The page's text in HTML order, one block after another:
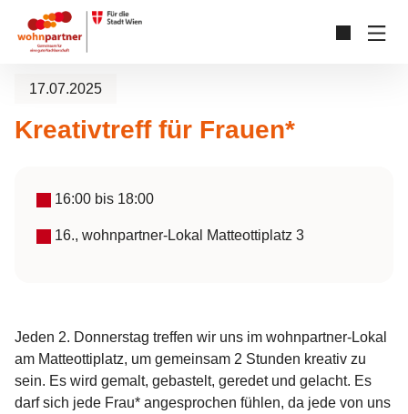
Zum Hauptinhalt springen
Skip to page footer
17.07.2025
Kreativtreff für Frauen*
16:00 bis 18:00
16., wohnpartner-Lokal Matteottiplatz 3
Jeden 2. Donnerstag treffen wir uns im wohnpartner-Lokal
am Matteottiplatz, um gemeinsam 2 Stunden kreativ zu
sein. Es wird gemalt, gebastelt, geredet und gelacht. Es
darf sich jede Frau* angesprochen fühlen, da jede von uns